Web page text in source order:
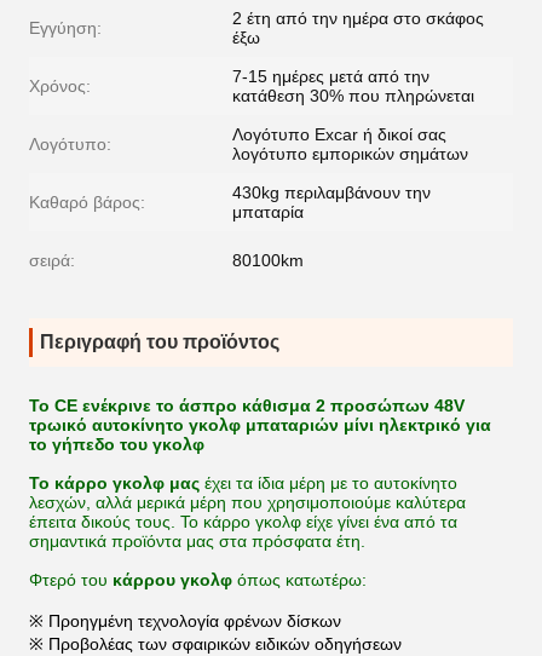
Εγγύηση:
2 έτη από την ημέρα στο σκάφος
έξω
Χρόνος:
7-15 ημέρες μετά από την
κατάθεση 30% που πληρώνεται
Λογότυπο:
Λογότυπο Excar ή δικοί σας
λογότυπο εμπορικών σημάτων
Καθαρό βάρος:
430kg περιλαμβάνουν την
μπαταρία
σειρά: 80100km
Περιγραφή του προϊόντος
Το CE ενέκρινε το άσπρο κάθισμα 2 προσώπων 48V
τρωικό αυτοκίνητο γκολφ μπαταριών μίνι ηλεκτρικό για
το γήπεδο του γκολφ
Το κάρρο γκολφ μας έχει τα ίδια μέρη με το αυτοκίνητο
λεσχών, αλλά μερικά μέρη που χρησιμοποιούμε καλύτερα
έπειτα δικούς τους. Το κάρρο γκολφ είχε γίνει ένα από τα
σημαντικά προϊόντα μας στα πρόσφατα έτη.
Φτερό του κάρρου γκολφ όπως κατωτέρω:
※ Προηγμένη τεχνολογία φρένων δίσκων
※ Προβολέας των σφαιρικών ειδικών οδηγήσεων